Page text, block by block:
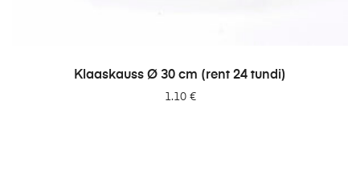
LISA PÄRINGUSSE
Klaaskauss Ø 30 cm (rent 24 tundi)
1.10 €